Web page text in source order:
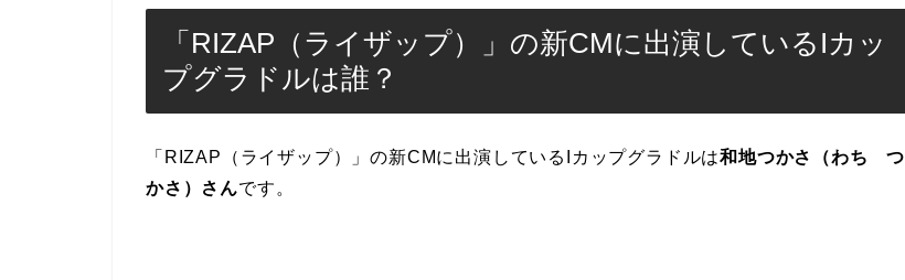
「RIZAP（ライザップ）」の新CMに出演しているIカッ
プグラドルは誰？
「RIZAP（ライザップ）」の新CMに出演しているIカップグラドルは和地つかさ（わち つ
かさ）さんです。